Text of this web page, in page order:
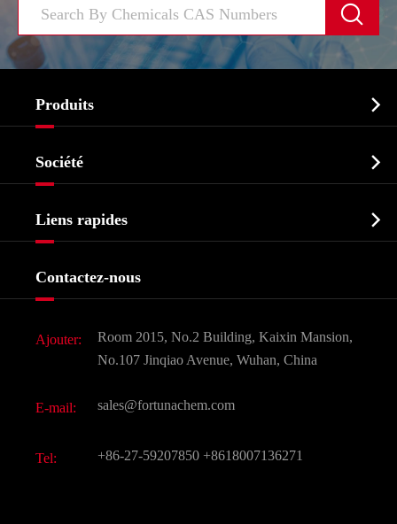

Produits 
Biochimique
Produits agrochimiques et intermédiaires
Ingrédients cosmétiques
Saveurs et parfums
CAS chimiques
Société 
Liens rapides 
Contactez-nous
Ajouter:
Room 2015, No.2 Building, Kaixin Mansion,
No.107 Jinqiao Avenue, Wuhan, China
E-mail: sales@fortunachem.com
Tel: +86-27-59207850 +8618007136271